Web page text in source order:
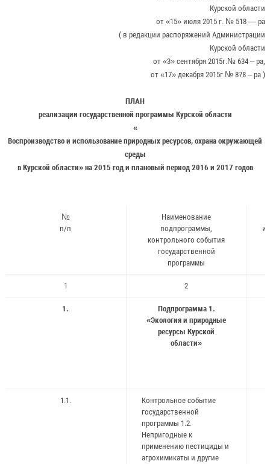
Курской области
от «15» июля 2015 г. № 518 — ра
( в редакции распоряжений Администрации
Курской области
от «3» сентября 2015г.№ 634 – ра,
от «17» декабря 2015г.№ 878 – ра )
ПЛАН
реализации государственной программы Курской области
«
Воспроизводство и использование природных ресурсов, охрана окружающей
среды
в Курской области» на 2015 год и плановый период 2016 и 2017 годов
№
п/п
Наименование
подпрограммы,
контрольного события
государственной
программы
1 2
1.
Подпрограмма 1.
«Экология и природные
ресурсы Курской
области»
1.1.
Контрольное событие
государственной
программы 1.2.
Непригодные к
применению пестициды и
агрохимикаты и другие